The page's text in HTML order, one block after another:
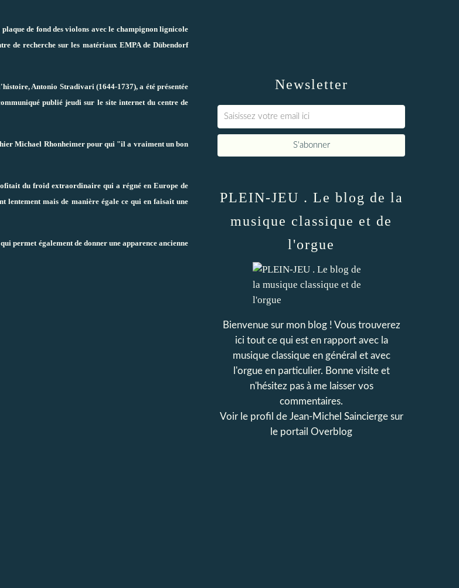
de fond des violons avec le champignon lignicole
de recherche sur les matériaux EMPA de Dübendorf
Antonio Stradivari (1644-1737), a été présentée
publié jeudi sur le site internet du centre de
Michael Rhonheimer pour qui "il a vraiment un bon
du froid extraordinaire qui a régné en Europe de
lentement mais de manière égale ce qui en faisait une
permet également de donner une apparence ancienne
Newsletter
PLEIN-JEU . Le blog de la
musique classique et de
l'orgue
Bienvenue sur mon blog ! Vous trouverez
ici tout ce qui est en rapport avec la
musique classique en général et avec
l'orgue en particulier. Bonne visite et
n'hésitez pas à me laisser vos
commentaires.
Voir le profil de Jean-Michel Sainciergesur
le portail Overblog